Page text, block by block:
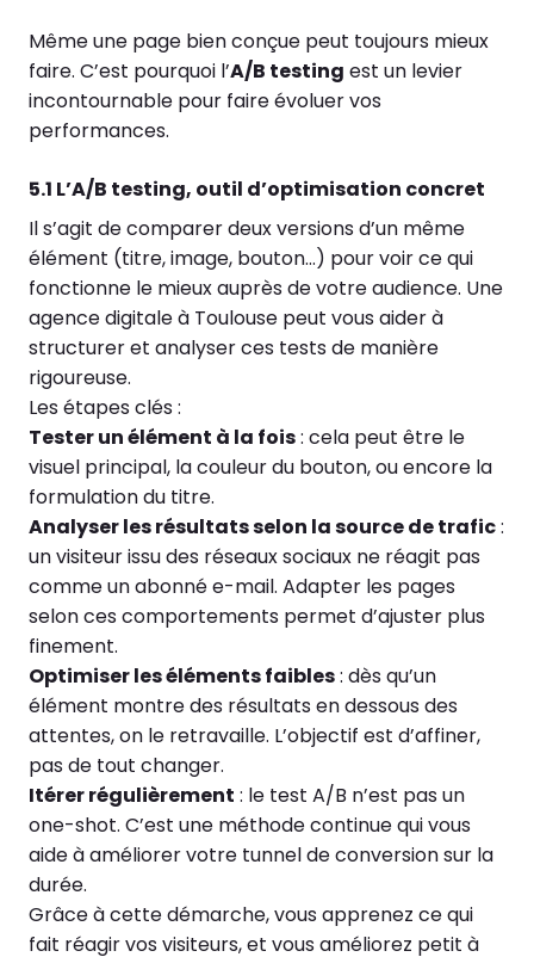
Même une page bien conçue peut toujours mieux
faire. C’est pourquoi l’A/B testing est un levier
incontournable pour faire évoluer vos
performances.
5.1 L’A/B testing, outil d’optimisation concret
Il s’agit de comparer deux versions d’un même
élément (titre, image, bouton…) pour voir ce qui
fonctionne le mieux auprès de votre audience. Une
agence digitale à Toulouse peut vous aider à
structurer et analyser ces tests de manière
rigoureuse.
Les étapes clés :
Tester un élément à la fois: cela peut être le
visuel principal, la couleur du bouton, ou encore la
formulation du titre.
Analyser les résultats selon la source de trafic:
un visiteur issu des réseaux sociaux ne réagit pas
comme un abonné e-mail. Adapter les pages
selon ces comportements permet d’ajuster plus
finement.
Optimiser les éléments faibles: dès qu’un
élément montre des résultats en dessous des
attentes, on le retravaille. L’objectif est d’affiner,
pas de tout changer.
Itérer régulièrement : le test A/B n’est pas un
one-shot. C’est une méthode continue qui vous
aide à améliorer votre tunnel de conversion sur la
durée.
Grâce à cette démarche, vous apprenez ce qui
fait réagir vos visiteurs, et vous améliorez petit à